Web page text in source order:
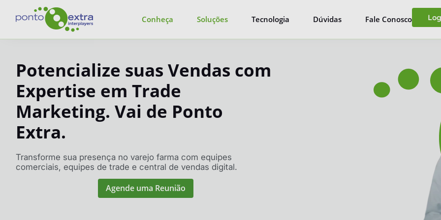
Conheça Soluções Tecnologia Dúvidas Fale Conosco
Potencialize suas Vendas com
Expertise em Trade
Marketing. Vai de Ponto
Extra.
Transforme sua presença no varejo farma com equipes
comerciais, equipes de trade e central de vendas digital.
Agende uma Reunião